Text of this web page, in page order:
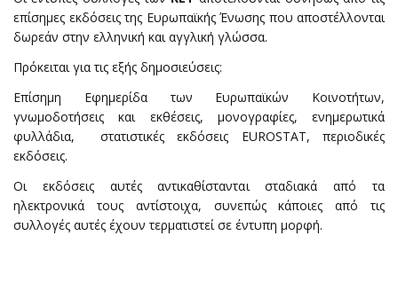
επίσημες εκδόσεις της Ευρωπαϊκής Ένωσης που αποστέλλονται
δωρεάν στην ελληνική και αγγλική γλώσσα.
Πρόκειται για τις εξής δημοσιεύσεις:
Επίσημη Εφημερίδα των Ευρωπαϊκών Κοινοτήτων,
γνωμοδοτήσεις και εκθέσεις, μονογραφίες, ενημερωτικά
φυλλάδια, στατιστικές εκδόσεις EUROSTAT, περιοδικές
εκδόσεις.
Οι εκδόσεις αυτές αντικαθίστανται σταδιακά από τα
ηλεκτρονικά τους αντίστοιχα, συνεπώς κάποιες από τις
συλλογές αυτές έχουν τερματιστεί σε έντυπη μορφή.